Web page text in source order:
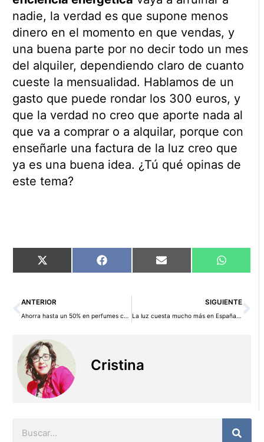
nadie, la verdad es que supone menos
dinero en el momento en que vendas, y
una buena parte por no decir todo un mes
del alquiler, dependiendo claro de cuanto
cueste la mensualidad. Hablamos de un
gasto que puede rondar los 300 euros, y
que la verdad no creo que aporte nada al
que va a comprar o a alquilar, porque con
enseñarle una factura de la luz creo que
ya es una buena idea. ¿Tú qué opinas de
este tema?
Compartir
en
X
(Twitter)
Compartir
en
Facebook Compartir
en
Email
en
Ant
ANTERIOR
Ahorra hasta un 50% en perfumes con Los más vendidos de Bodybell
SIGUIENTE
La luz cuesta mucho más en España que en el resto de la UE
Cristina